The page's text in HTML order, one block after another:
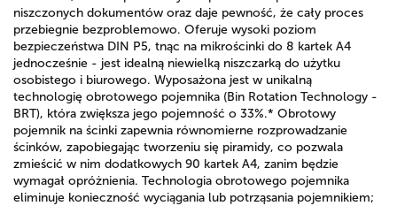
niszczonych dokumentów oraz daje pewność, że cały proces
przebiegnie bezproblemowo. Oferuje wysoki poziom
bezpieczeństwa DIN P5, tnąc na mikrościnki do 8 kartek A4
jednocześnie - jest idealną niewielką niszczarką do użytku
osobistego i biurowego. Wyposażona jest w unikalną
technologię obrotowego pojemnika (Bin Rotation Technology -
BRT), która zwiększa jego pojemność o 33%.* Obrotowy
pojemnik na ścinki zapewnia równomierne rozprowadzanie
ścinków, zapobiegając tworzeniu się piramidy, co pozwala
zmieścić w nim dodatkowych 90 kartek A4, zanim będzie
wymagał opróżnienia. Technologia obrotowego pojemnika
eliminuje konieczność wyciągania lub potrząsania pojemnikiem;